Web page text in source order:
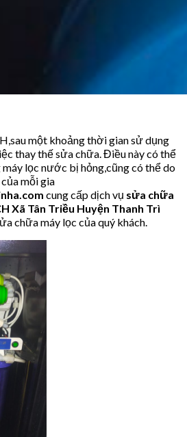
một khoảng thời gian sử dụng
thay thế sửa chữa. Điều này có thể
lọc nước bị hỏng,cũng có thể do
mỗi gia
cung cấp dịch vụ sửa chữa
Xã Tân Triều Huyện Thanh Trì
chữa máy lọc của quý khách.